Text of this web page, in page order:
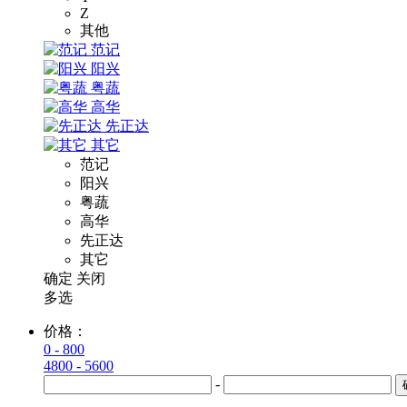
Z
其他
范记
阳兴
粤蔬
高华
先正达
其它
范记
阳兴
粤蔬
高华
先正达
其它
确定 关闭
多选
价格：
0 - 800
4800 - 5600
-